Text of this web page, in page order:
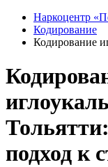
Наркоцентр
Кодирование
Кодирование
подход к